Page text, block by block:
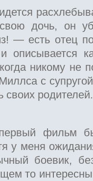
дочь, он
— есть отец
описывается
никому не
с
своих родителей.
фильм
у меня
боевик, без
то